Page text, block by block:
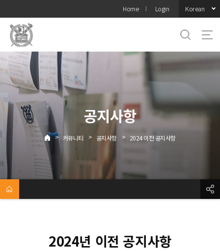
메뉴
Home Login Korean
공지사항
> 커뮤니티 > 공지사항 > 2024 이전 공지사항
2024년 이전 공지사항